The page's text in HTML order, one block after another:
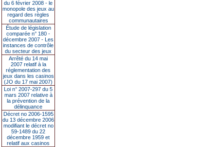
du 6 février 2008 - le
monopole des jeux au
regard des règles
communautaires
Étude de législation
comparée n° 180 -
décembre 2007 - Les
instances de contrôle
du secteur des jeux
Arrêté du 14 mai
2007 relatif à la
réglementation des
jeux dans les casinos
(JO du 17 mai 2007)
Loi n° 2007-297 du 5
mars 2007 relative à
la prévention de la
délinquance
Décret no 2006-1595
du 13 décembre 2006
modifiant le décret no
59-1489 du 22
décembre 1959 et
relatif aux casinos